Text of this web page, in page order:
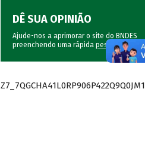
DÊ SUA OPINIÃO
Ajude-nos a aprimorar o site do BNDES
preenchendo uma rápida pesquisa.
Z7_7QGCHA41L0RP906P422Q9Q0JM1